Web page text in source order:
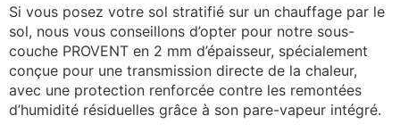
Si vous posez votre sol stratifié sur un chauffage par le
sol, nous vous conseillons d’opter pour notre sous-
couche PROVENT en 2 mm d’épaisseur, spécialement
conçue pour une transmission directe de la chaleur,
avec une protection renforcée contre les remontées
d’humidité résiduelles grâce à son pare-vapeur intégré.